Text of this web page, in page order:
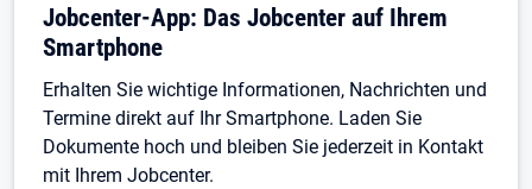
Jobcenter-App: Das Jobcenter auf Ihrem
Smartphone
Erhalten Sie wichtige Informationen, Nachrichten und
Termine direkt auf Ihr Smartphone. Laden Sie
Dokumente hoch und bleiben Sie jederzeit in Kontakt
mit Ihrem Jobcenter.